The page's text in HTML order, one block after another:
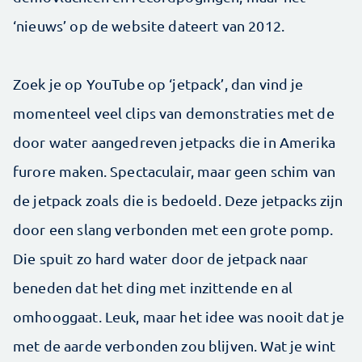
‘nieuws’ op de website dateert van 2012.
Zoek je op YouTube op ‘jetpack’, dan vind je
momenteel veel clips van demonstraties met de
door water aangedreven jetpacks die in Amerika
furore maken. Spectaculair, maar geen schim van
de jetpack zoals die is bedoeld. Deze jetpacks zijn
door een slang verbonden met een grote pomp.
Die spuit zo hard water door de jetpack naar
beneden dat het ding met inzittende en al
omhooggaat. Leuk, maar het idee was nooit dat je
met de aarde verbonden zou blijven. Wat je wint